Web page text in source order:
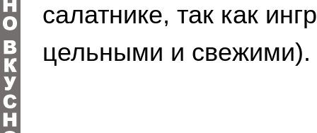
салатнике, так как
цельными и свежими).